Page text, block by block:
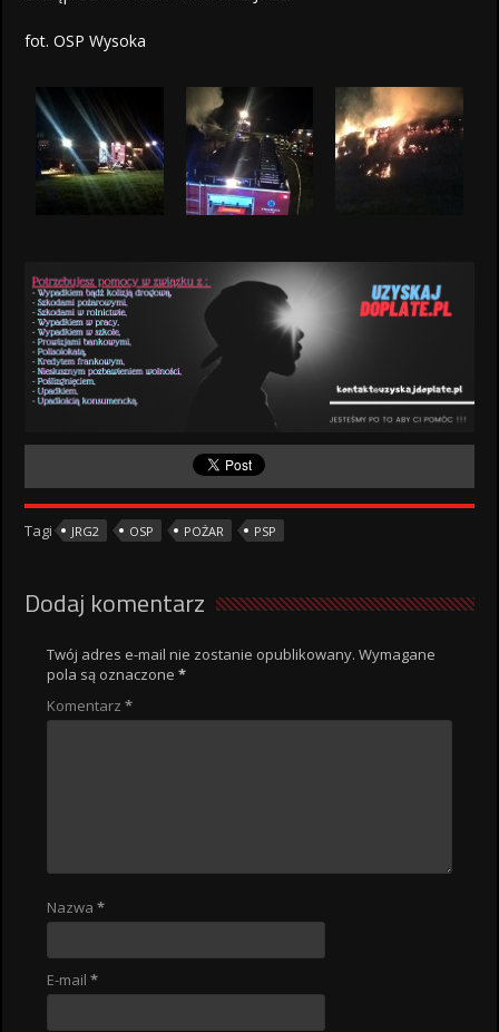
fot. OSP Wysoka
Tagi JRG2 OSP POŻAR PSP
Dodaj komentarz
Twój adres e-mail nie zostanie opublikowany. Wymagane
pola są oznaczone*
Komentarz*
Nazwa*
E-mail*